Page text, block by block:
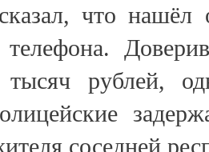
что
телефона.
тысяч рублей,
соседней